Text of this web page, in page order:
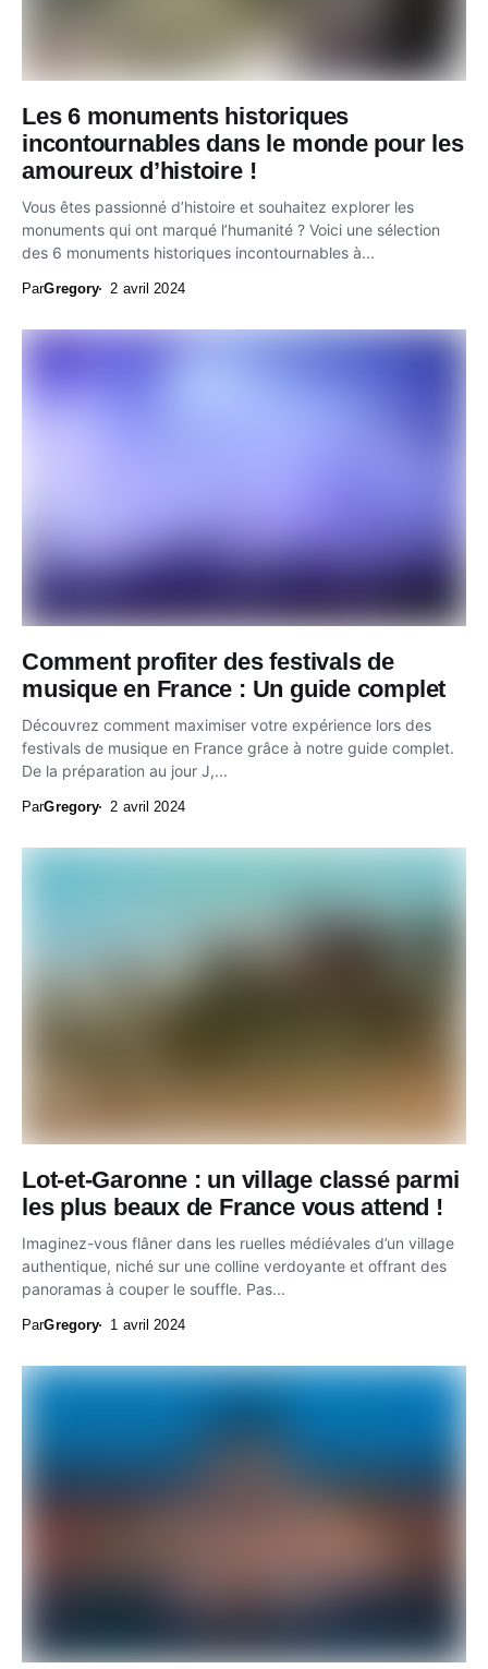
Les 6 monuments historiques
incontournables dans le monde pour les
amoureux d’histoire !
Vous êtes passionné d’histoire et souhaitez explorer les
monuments qui ont marqué l’humanité ? Voici une sélection
des 6 monuments historiques incontournables à...
ParGregory 2 avril 2024
Comment profiter des festivals de
musique en France : Un guide complet
Découvrez comment maximiser votre expérience lors des
festivals de musique en France grâce à notre guide complet.
De la préparation au jour J,...
ParGregory 2 avril 2024
Lot-et-Garonne : un village classé parmi
les plus beaux de France vous attend !
Imaginez-vous flâner dans les ruelles médiévales d’un village
authentique, niché sur une colline verdoyante et offrant des
panoramas à couper le souffle. Pas...
ParGregory 1 avril 2024